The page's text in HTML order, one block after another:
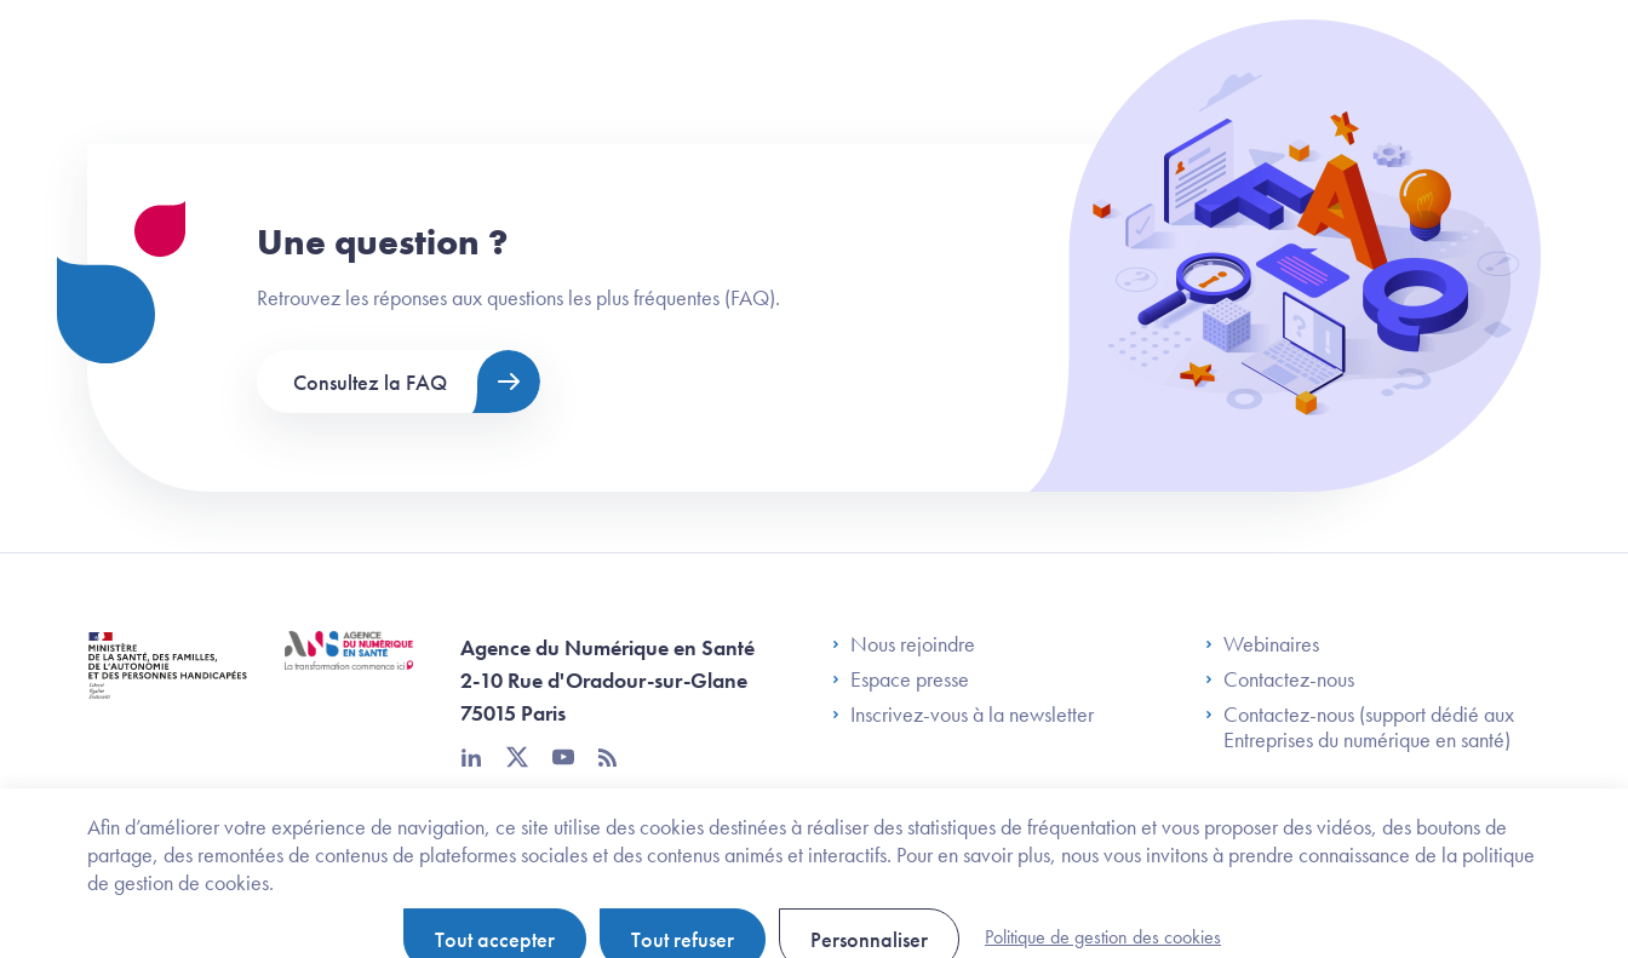
Afin d’améliorer votre expérience de navigation, ce site utilise des cookies destinées à réaliser des statistiques de fréquentation et vous proposer des vidéos, des boutons de
partage, des remontées de contenus de plateformes sociales et des contenus animés et interactifs. Pour en savoir plus, nous vous invitons à prendre connaissance de la politique
de gestion de cookies.
Tout accepter Tout refuser Personnaliser Politique de gestion des cookies
Trouvez
Une question ?
Retrouvez les réponses aux questions les plus fréquentes (FAQ).
Consultez la FAQ
Agence du Numérique en Santé
2-10 Rue d'Oradour-sur-Glane
75015 Paris
linkedintwitteryoutube
rss
Footer Left ANS
Nous rejoindre
Espace presse
Inscrivez-vous à la newsletter
Footer Right ANS
Webinaires
Contactez-nous
Contactez-nous (support dédié aux
Entreprises du numérique en santé)
Footer Bottom ANS
Ministère de la santé, des familles, de l'autonomie et des personnes handicapées Legifrance.gouv.fr
Politique de protection des données personnelles
Politique de gestion de cookies Gestion des cookies Plan du site Accessibilité : partiellement conforme